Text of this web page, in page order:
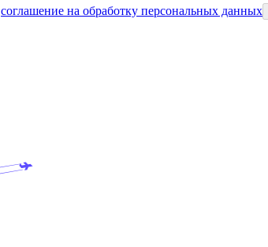
соглашение на обработку персональных данных